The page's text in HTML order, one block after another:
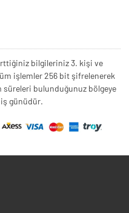
bilgileriniz 3. kişi ve
işlemler 256 bit şifrelenerek
bulunduğunuz bölgeye
iş günüdür.